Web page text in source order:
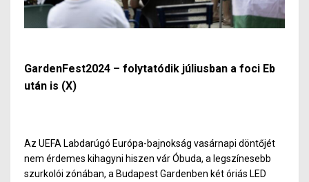
GardenFest2024 – folytatódik júliusban a foci Eb
után is (X)
Az UEFA Labdarúgó Európa-bajnokság vasárnapi döntőjét
nem érdemes kihagyni hiszen vár Óbuda, a legszínesebb
szurkolói zónában, a Budapest Gardenben két óriás LED